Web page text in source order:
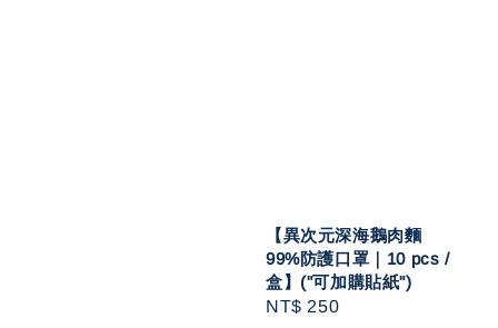
【異次元深海鵝肉麵
99%防護口罩｜10 pcs /
盒】("可加購貼紙")
Regular
NT$ 250